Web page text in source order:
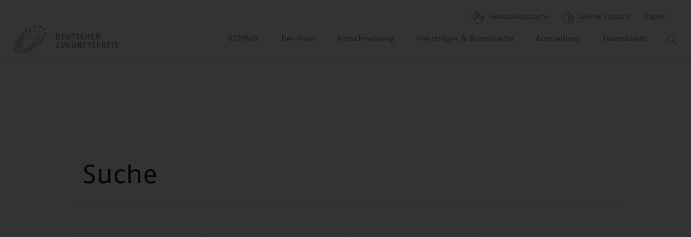
Gebärdensprache Leichte Sprache English
DZPWelt Der Preis Ausschreibung Preisträger & Nominierte Ausstellung Downloads